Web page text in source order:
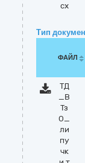
cx
Тип
ФАЙЛ
ТД
_В
Тз
О_
ли
пу
чк